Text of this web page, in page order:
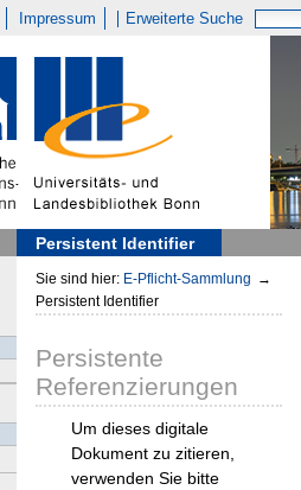
Impressum Erweiterte Suche
Persistent Identifier
Sie sind hier: E-Pflicht-Sammlung →
Persistent Identifier
Persistente
Referenzierungen
Um dieses digitale
Dokument zu zitieren,
verwenden Sie bitte